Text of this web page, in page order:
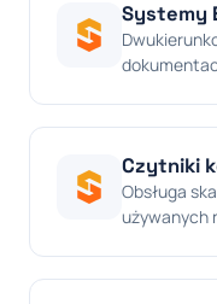
Systemy
Czytniki
Obsługa
używanych